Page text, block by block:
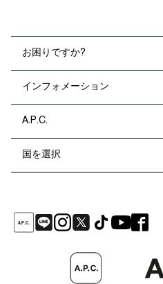
お困りですか?
インフォメーション
A.P.C.
国を選択
A P C
. .